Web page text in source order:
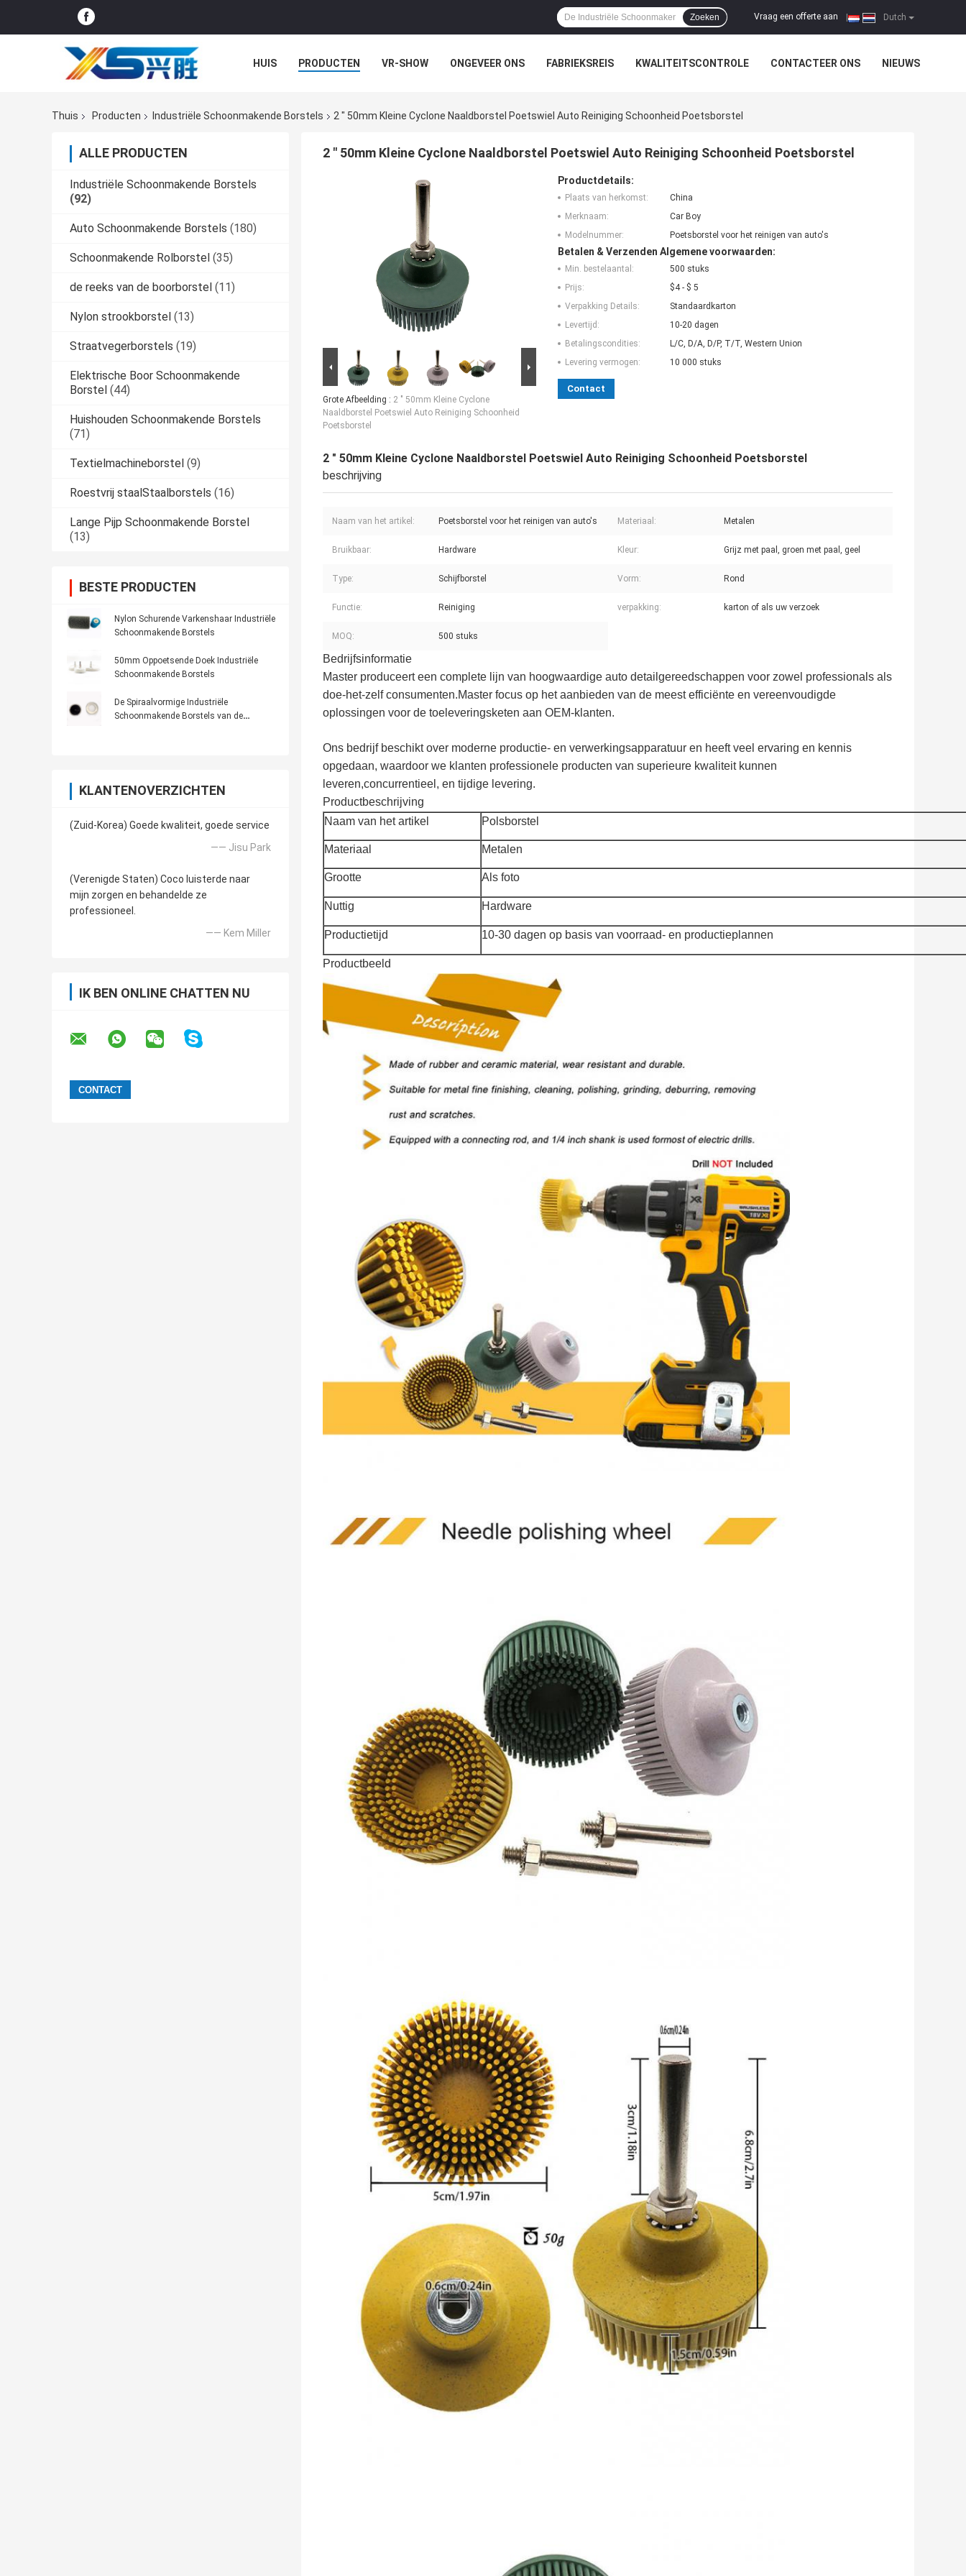
Dutch
Vraag een offerte aan
Zoeken
HUIS PRODUCTEN VR-SHOW ONGEVEER ONS FABRIEKSREIS KWALITEITSCONTROLE CONTACTEER ONS NIEUWS
Thuis
Producten Industriële Schoonmakende Borstels 2 " 50mm Kleine Cyclone Naaldborstel Poetswiel Auto Reiniging Schoonheid Poetsborstel
ALLE PRODUCTEN
Industriële Schoonmakende Borstels
(92)
Auto Schoonmakende Borstels (180)
Schoonmakende Rolborstel (35)
de reeks van de boorborstel (11)
Nylon strookborstel (13)
Straatvegerborstels (19)
Elektrische Boor Schoonmakende
Borstel (44)
Huishouden Schoonmakende Borstels
(71)
Textielmachineborstel (9)
Roestvrij staalStaalborstels (16)
Lange Pijp Schoonmakende Borstel
(13)
BESTE PRODUCTEN
Nylon Schurende Varkenshaar Industriële
Schoonmakende Borstels
50mm Oppoetsende Doek Industriële
Schoonmakende Borstels
De Spiraalvormige Industriële
Schoonmakende Borstels van de
KLANTENOVERZICHTEN
(Zuid-Korea) Goede kwaliteit, goede service
—— Jisu Park
(Verenigde Staten) Coco luisterde naar
mijn zorgen en behandelde ze
professioneel.
—— Kem Miller
IK BEN ONLINE CHATTEN NU
2 " 50mm Kleine Cyclone Naaldborstel Poetswiel Auto Reiniging Schoonheid Poetsborstel
Grote Afbeelding : 2 " 50mm Kleine Cyclone
Naaldborstel Poetswiel Auto Reiniging Schoonheid
Poetsborstel
Productdetails:
Plaats van herkomst:
China
Merknaam:
Car Boy
Modelnummer:
Poetsborstel voor het reinigen van auto's
Betalen & Verzenden Algemene voorwaarden:
Min. bestelaantal:
500 stuks
Prijs:
$4 - $ 5
Verpakking Details:
Standaardkarton
Levertijd:
10-20 dagen
Betalingscondities:
L/C, D/A, D/P, T/T, Western Union
Levering vermogen:
10 000 stuks
Contact
2 " 50mm Kleine Cyclone Naaldborstel Poetswiel Auto Reiniging Schoonheid Poetsborstel
beschrijving
Naam van het artikel: Poetsborstel voor het reinigen van auto's Materiaal: Metalen
Bruikbaar: Hardware Kleur: Grijz met paal, groen met paal, geel
Type: Schijfborstel Vorm: Rond
Functie: Reiniging verpakking: karton of als uw verzoek
MOQ: 500 stuks
Bedrijfsinformatie
Master produceert een complete lijn van hoogwaardige auto detailgereedschappen voor zowel professionals als
doe-het-zelf consumenten.Master focus op het aanbieden van de meest efficiënte en vereenvoudigde
oplossingen voor de toeleveringsketen aan OEM-klanten.
Ons bedrijf beschikt over moderne productie- en verwerkingsapparatuur en heeft veel ervaring en kennis
opgedaan, waardoor we klanten professionele producten van superieure kwaliteit kunnen
leveren,concurrentieel, en tijdige levering.
Productbeschrijving
Naam van het artikel
Polsborstel
Materiaal Metalen
Grootte Als foto
Nuttig Hardware
Productietijd 10-30 dagen op basis van voorraad- en productieplannen
Productbeeld